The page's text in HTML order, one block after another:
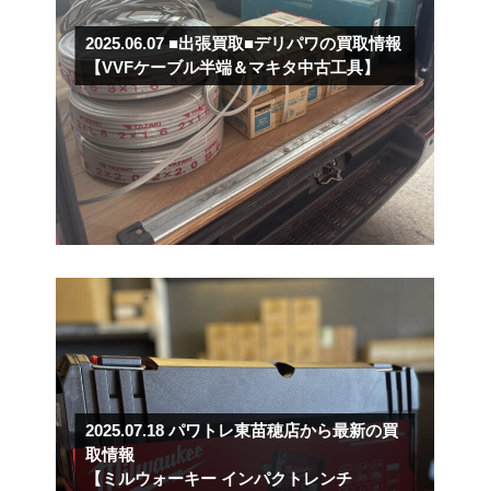
2025.06.07■出張買取■デリパワの買取情報
【VVFケーブル半端＆マキタ中古工具】
2025.07.18パワトレ東苗穂店から最新の買
取情報
【ミルウォーキー インパクトレンチ